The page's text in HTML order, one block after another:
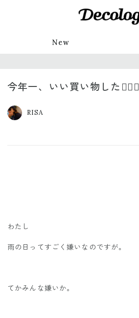
New
今年一、いい買い物した😮‍💨💸
RISA
わたし
雨の日ってすごく嫌いなのですが。
てかみんな嫌いか。